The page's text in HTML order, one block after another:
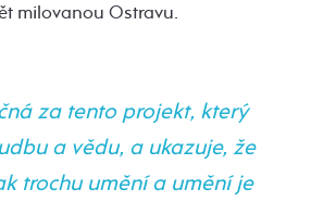
milovanou Ostravu.
za tento projekt, který
a vědu, a ukazuje, že
trochu umění a umění je